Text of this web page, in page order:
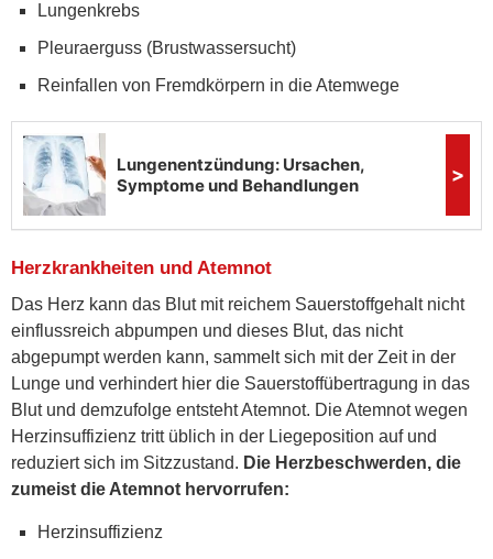
Lungenkrebs
Pleuraerguss (Brustwassersucht)
Reinfallen von Fremdkörpern in die Atemwege
Herzkrankheiten und Atemnot
Das Herz kann das Blut mit reichem Sauerstoffgehalt nicht
einflussreich abpumpen und dieses Blut, das nicht
abgepumpt werden kann, sammelt sich mit der Zeit in der
Lunge und verhindert hier die Sauerstoffübertragung in das
Blut und demzufolge entsteht Atemnot. Die Atemnot wegen
Herzinsuffizienz tritt üblich in der Liegeposition auf und
reduziert sich im Sitzzustand. Die Herzbeschwerden, die
zumeist die Atemnot hervorrufen:
Herzinsuffizienz